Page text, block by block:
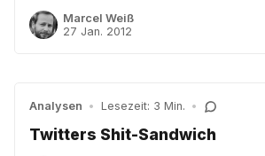
Marcel Weiß
27 Jan. 2012
Analysen • Lesezeit: 3 Min. •
Twitters Shit-Sandwich